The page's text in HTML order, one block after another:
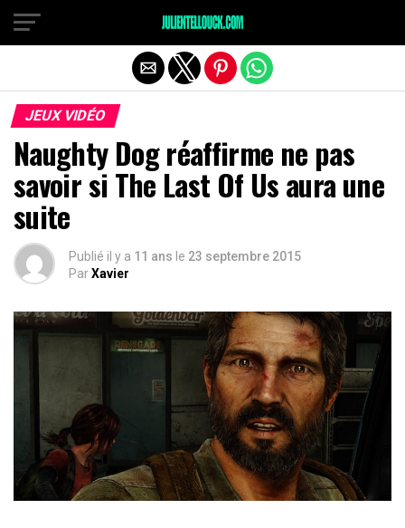
JEUX VIDÉO
Naughty Dog réaffirme ne pas
savoir si The Last Of Us aura une
suite
Publié il y a 11 ans le 23 septembre 2015
ParXavier